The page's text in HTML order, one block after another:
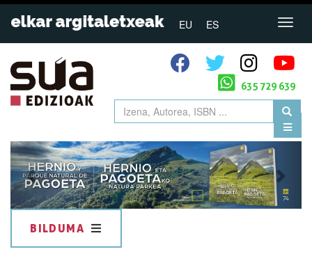
EU ES
635 729 639
Previous
BILDUMA